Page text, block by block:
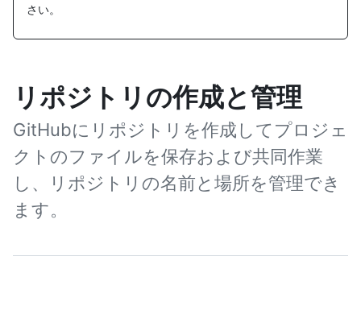
さい。
リポジトリの作成と管理
GitHubにリポジトリを作成してプロジェ
クトのファイルを保存および共同作業
し、リポジトリの名前と場所を管理でき
ます。